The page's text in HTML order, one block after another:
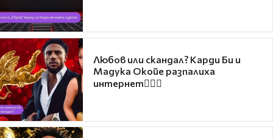
Любов или скандал? Карди Би и
Мадука Окойе разпалиха
интернет❤️‍🔥🔥